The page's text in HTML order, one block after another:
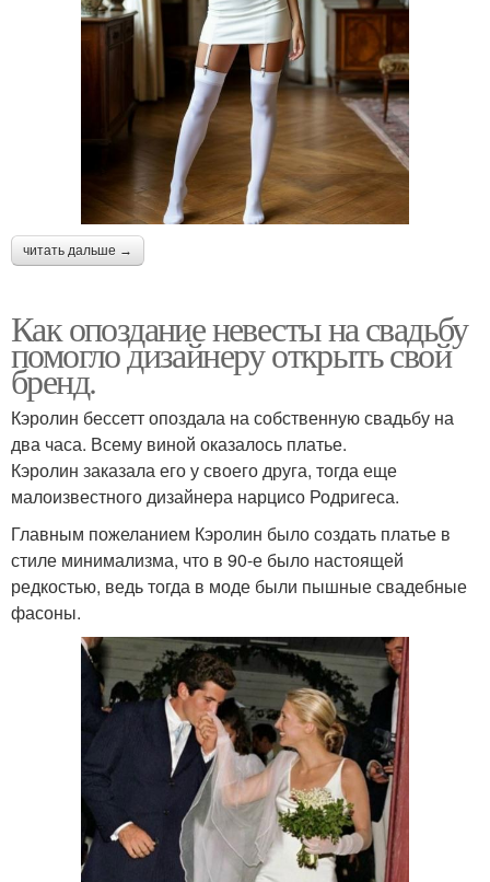
читать дальше →
Как опоздание невесты на свадьбу
помогло дизайнеру открыть свой
бренд.
Кэролин бессетт опоздала на собственную свадьбу на
два часа. Всему виной оказалось платье.
Кэролин заказала его у своего друга, тогда еще
малоизвестного дизайнера нарцисо Родригеса.
Главным пожеланием Кэролин было создать платье в
стиле минимализма, что в 90-е было настоящей
редкостью, ведь тогда в моде были пышные свадебные
фасоны.